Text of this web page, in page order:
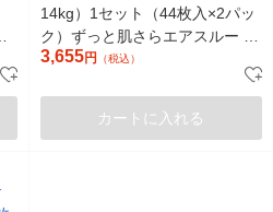
14kg）1セット（44枚入×2パッ
ク）ずっと肌さらエアスルー 花
王
3,655円 （税込）
カートに入れる